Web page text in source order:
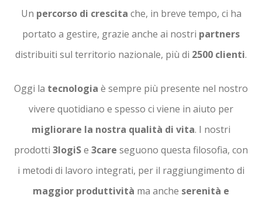
Un percorso di crescita che, in breve tempo, ci ha
portato a gestire, grazie anche ai nostri partners
distribuiti sul territorio nazionale, più di 2500 clienti.
Oggi la tecnologia è sempre più presente nel nostro
vivere quotidiano e spesso ci viene in aiuto per
migliorare la nostra qualità di vita. I nostri
prodotti 3logiSe 3care seguono questa filosofia, con
i metodi di lavoro integrati, per il raggiungimento di
maggior produttività ma anche serenità e